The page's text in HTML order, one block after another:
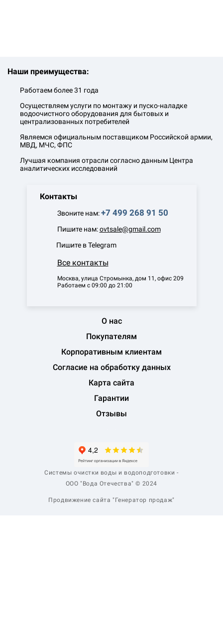
О нас
Покупателям
Корпоративным клиентам
Согласие на обработку данных
Карта сайта
Гарантии
Отзывы
Наши преимущества:
Работаем более 31 года
Осуществляем услуги по монтажу и пуско-наладке
водоочистного оборудования для бытовых и
централизованных потребителей
Являемся официальным поставщиком Российской армии,
МВД, МЧС, ФПС
Лучшая компания отрасли согласно данным Центра
аналитических исследований
Контакты
Звоните нам:+7 499 268 91 50
Пишите нам:ovtsale@gmail.com
Пишите в Telegram
Все контакты
Москва, улица Стромынка, дом 11, офис 209
Работаем с 09:00 до 21:00
Системы очистки воды и водоподготовки -
ООО "Вода Отечества" © 2024
Продвижение сайта "Генератор продаж"